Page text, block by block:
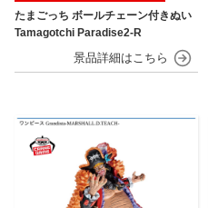
たまごっち ボールチェーン付きぬい
Tamagotchi Paradise2-R